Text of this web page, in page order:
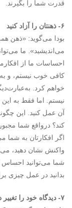
قدرت شما را بگیرند.
۶- ذهنتان را آزاد کنید
بودا می‌گوید: «ذهن
می‌اندیشید». ما
احساسات ما از
کافی خوب نیستم، و
خواهم کرد.
نیستم. اما فقط به این
آن عمل کنید. این
کند؟ درواقع شما
اگر افکارتان به شما
واکنش نشان دهید،
شما می‌توانید احساس
بدانید در عمل چیزی
۷- دیدگاه خود را تغییر دهید